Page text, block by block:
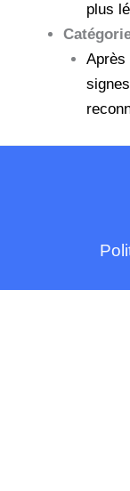
plus
Après